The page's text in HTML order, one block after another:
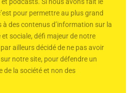
pour permettre au plus grand
à des contenus d’information sur la
sociale, défi majeur de notre
ailleurs décidé de ne pas avoir
notre site, pour défendre un
de la société et non des